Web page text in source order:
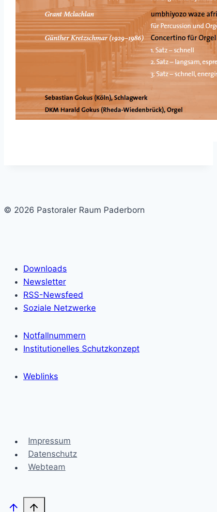
© 2026 Pastoraler Raum Paderborn
Downloads
Newsletter
RSS-Newsfeed
Soziale Netzwerke
Notfallnummern
Institutionelles Schutzkonzept
Weblinks
Impressum
Datenschutz
Webteam